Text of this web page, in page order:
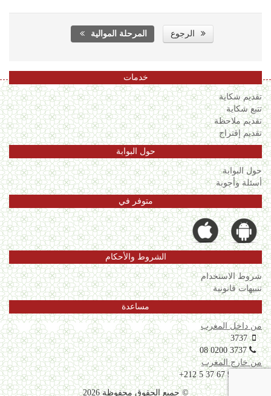
الرجوع المرحلة الموالية
خدمات
تقديم شكاية
تتبع شكاية
تقديم ملاحظة
تقديم إقتراح
حول البوابة
حول البوابة
أسئلة وأجوبة
متوفر في
الشروط والأحكام
شروط الاستخدام
تنبيهات قانونية
مساعدة
من داخل المغرب
3737
08 0200 3737
من خارج المغرب
+212 5 37 67 99 06
© جميع الحقوق محفوظة 2026